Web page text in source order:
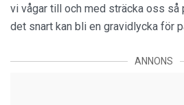
vi vågar till och med sträcka oss så
det snart kan bli en gravidlycka för
ANNONS